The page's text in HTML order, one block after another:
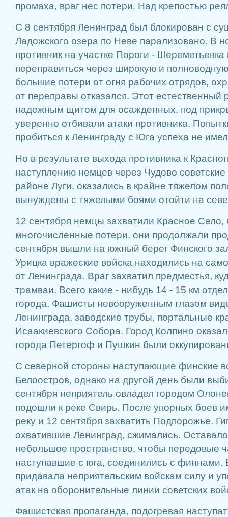
промаха, враг нес потери. Над крепостью
С 8 сентября Ленинград был блокирован с
Ладожского озера по Неве парализовано. В
противник на участке Пороги -
переправиться через широкую и
большие потери от огня рабочих отрядов,
от переправы отказался. Этот естественный
надежным щитом для осажденных, под
уверенно отбивали атаки противника.
пробиться к Ленинграду с Юга успеха не
Но в результате выхода противника к
наступлению немцев через Чудово
районе Луги, оказались в крайне тяжелом
вынуждены с тяжелыми боями отойти на
12 сентября немцы захватили Красное
многочисленные потери, они продолжали
сентября вышли на южный берег Финского
Урицка вражеские войска находились на
от Ленинграда. Враг захватил предместья,
трамваи. Всего какие - нибудь 14 - 15 км
города. Фашисты невооруженным глазом
Ленинграда, заводские трубы, портальные
Исаакиевского Собора. Город Колпино
города Петергоф и Пушкин были
С северной стороны наступающие финские
Белоостров, однако на другой день были
сентября неприятель овладел городом
подошли к реке Свирь. После упорных боев
реку и 12 сентября захватить Подпорожье.
охватившие Ленинград, сжимались.
небольшое пространство, чтобы передовые
наступавшие с юга, соединились с финнами.
придавала неприятельским войскам силу и
атак на оборонительные линии советских
Фашистская пропаганда, подогревая